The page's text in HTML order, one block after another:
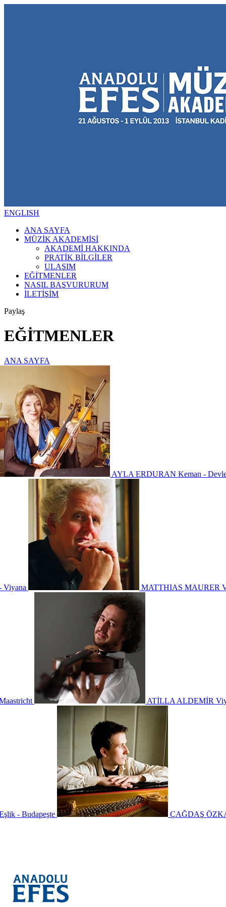
ENGLISH
ANA SAYFA
MÜZİK AKADEMİSİ
AKADEMİ HAKKINDA
PRATİK BİLGİLER
ULAŞIM
EĞİTMENLER
NASIL BAŞVURURUM
İLETİŞİM
Paylaş
EĞİTMENLER
ANA SAYFA
AYLA ERDURAN Keman -
Viyana MATTHIAS MAURER
ATİLLA ALDEMİR
- Budapeşte ÇAĞDAŞ